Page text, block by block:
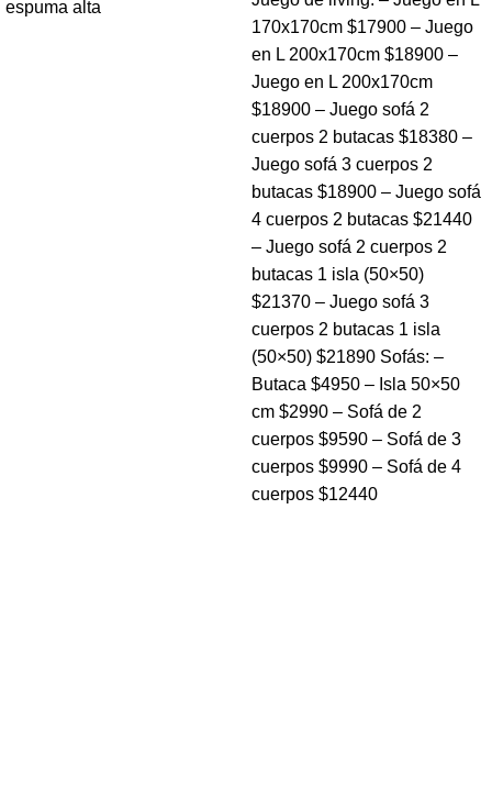
espuma alta
170x170cm $17900 – Juego
en L 200x170cm $18900 –
Juego en L 200x170cm
$18900 – Juego sofá 2
cuerpos 2 butacas $18380 –
Juego sofá 3 cuerpos 2
butacas $18900 – Juego sofá
4 cuerpos 2 butacas $21440
– Juego sofá 2 cuerpos 2
butacas 1 isla (50×50)
$21370 – Juego sofá 3
cuerpos 2 butacas 1 isla
(50×50) $21890 Sofás: –
Butaca $4950 – Isla 50×50
cm $2990 – Sofá de 2
cuerpos $9590 – Sofá de 3
cuerpos $9990 – Sofá de 4
cuerpos $12440